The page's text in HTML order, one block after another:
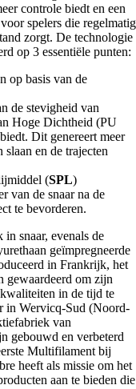
controle biedt en een
spelers die regelmatig
zorgt. De technologie
op 3 essentiële punten:
op basis van de
de stevigheid van
Hoge Dichtheid (PU
Dit genereert meer
en de trajecten
(SPL)
van de snaar na de
te bevorderen.
in snaar, evenals de
geïmpregneerde
in Frankrijk, het
gewaardeerd om zijn
in de tijd te
in Wervicq-Sud (Noord-
van
gebouwd en verbeterd
Multifilament bij
heeft als missie om het
aan te bieden die